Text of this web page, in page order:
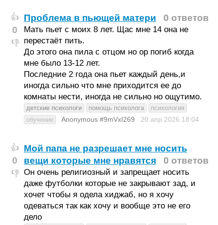
👍
0
👎
Проблема в пьющей матери 0 ответов
Мать пьет с моих 8 лет. Щас мне 14 она не
перестаёт пить.
До этого она пила с отцом но ор погиб когда
мне было 13-12 лет.
Последние 2 года она пьет каждый день,и
иногда сильно что мне приходится ее до
комнаты нести, иногда не сильно но ощутимо.
детские психологи помощь психолога
психология
обучение
Anonymous #9mVxI269 20 апр 2026 18:04
👍
0
👎
Мой папа не разрешает мне носить
вещи которые мне нравятся
0 ответов
Он очень религиозный и запрещает носить
даже футболки которые не закрывают зад, и
хочет чтобы я одела хиджаб, но я хочу
одеваться так как хочу и вообще это не его
дело